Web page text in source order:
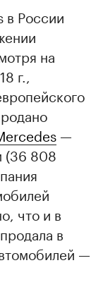
в России
на
г.,
—
(36 808
что и в
в
—